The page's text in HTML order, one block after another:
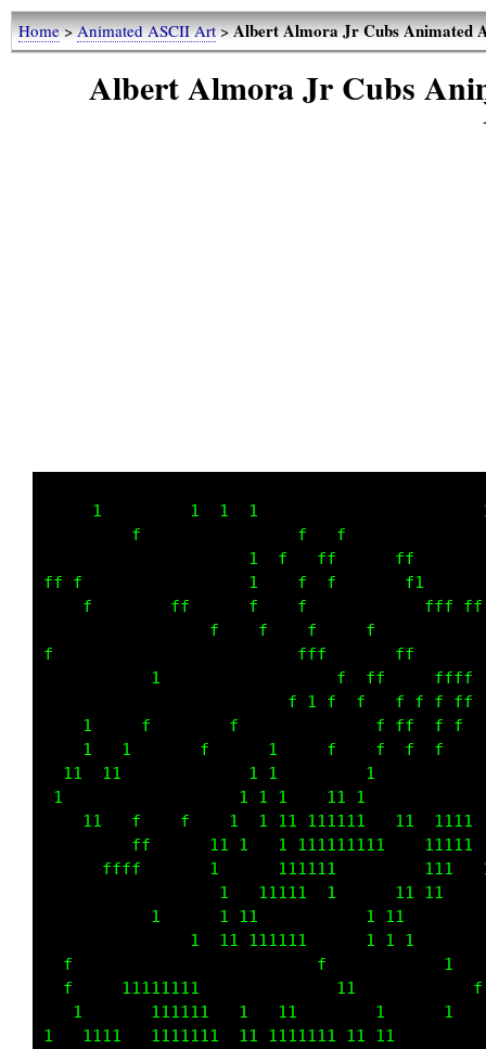
Home>Animated ASCII Art>Albert Almora Jr Cubs Animated
Albert Almora Jr Cubs
fff    f      f           ff  f
f
f  ff                       ffff     f
1 f   f                           f     f
1                   1     f      ff  ff  f  f
f    1     f     f        f      f
11   1             11
11   1       f    1 11      1 1
1                         11   1 1  1
11111      1        fff   1    1  11111
11             f       1 1      1111111
ffff     1        111111
1     1    f f f              11111  1
11  1      f      1      1  1       1      1
1  11 1   1 1 1      11
f          111 f
1         f        1 111               1
1 1        11      111111 111   1   f
11    111   1111111   1  11111  1
f          11          1 111111  1   1
f    f  11       1 1      f  111
ff ff  111111  f       f
1   1         1 1    f     f    ff